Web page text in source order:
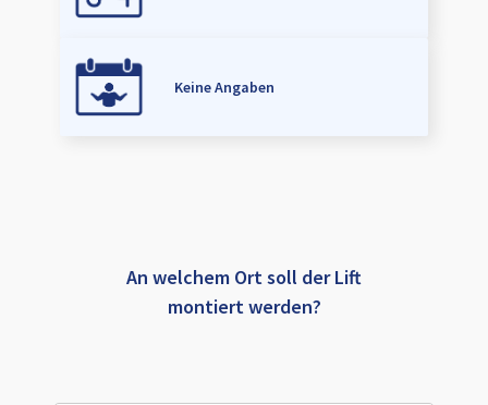
Keine Angaben
An welchem Ort soll der Lift
montiert werden?